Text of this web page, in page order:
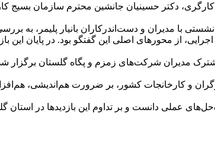
دکتر حسینیان جانشین محترم سازمان بسیج
با مدیران و دست‌اندرکاران بانیار پلیمر، به
از محورهای اصلی این گفتگو بود. در پایان این
مدیران شرکت‌های زمزم و پگاه گلستان برگزار
و کارخانجات کشور، بر ضرورت هم‌اندیشی،
عملی دانست و بر تداوم این بازدیدها در استان